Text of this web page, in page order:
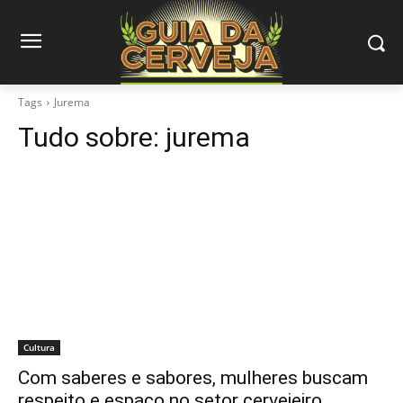
Tags Jurema
Tudo sobre: jurema
Cultura
Com saberes e sabores, mulheres buscam